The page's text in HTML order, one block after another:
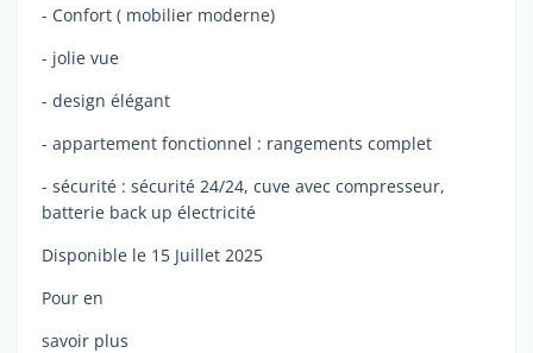
- Confort ( mobilier moderne)
- jolie vue
- design élégant
- appartement fonctionnel : rangements complet
- sécurité : sécurité 24/24, cuve avec compresseur,
batterie back up électricité
Disponible le 15 Juillet 2025
Pour en
savoir plus